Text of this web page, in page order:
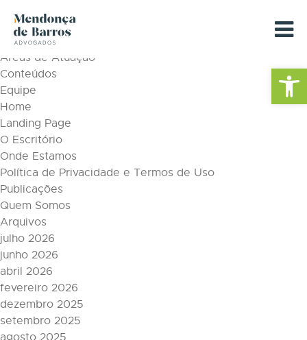
Barra de
Páginas
Áreas de Atuação
Conteúdos
Equipe
Home
Landing Page
O Escritório
Onde Estamos
Política de Privacidade e Termos de Uso
Publicações
Quem Somos
Arquivos
julho 2026
junho 2026
abril 2026
fevereiro 2026
dezembro 2025
setembro 2025
agosto 2025